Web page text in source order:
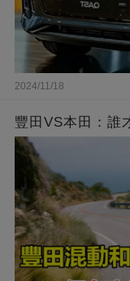
2024/11/18
豐田VS本田：誰